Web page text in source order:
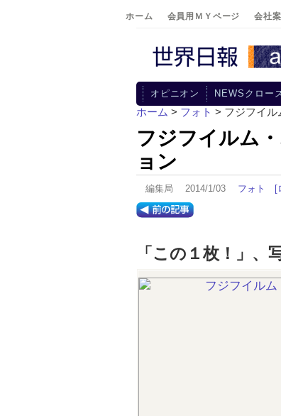
ホーム 会員用ＭＹページ 会社
オピニオン NEWSクロー
ホーム > フォト > フジフイル
フジフイルム
ョン
編集局 2014/1/03 フォト [
「この１枚！」、